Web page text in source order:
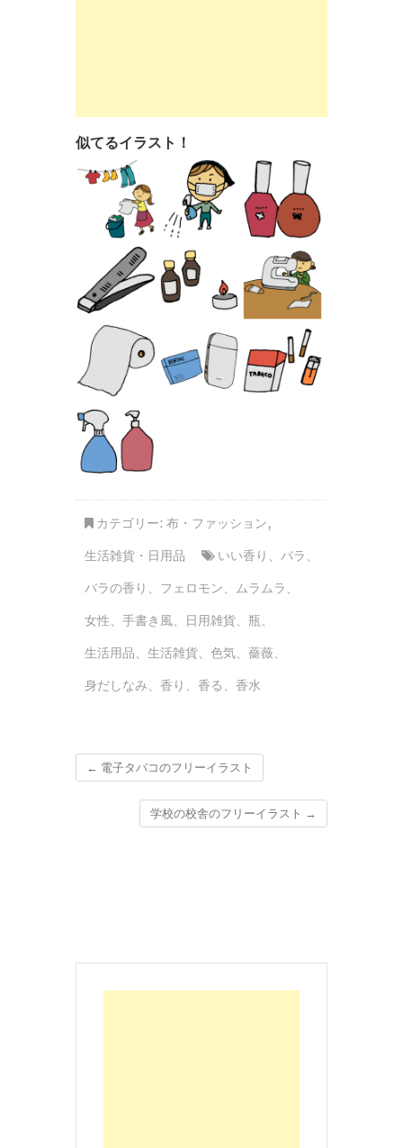
似てるイラスト！
カテゴリー: 布・ファッション,
生活雑貨・日用品
いい香り 、 バラ 、
バラの香り 、 フェロモン、 ムラムラ 、
女性、 手書き風、 日用雑貨、 瓶、
生活用品、 生活雑貨、 色気、 薔薇、
身だしなみ、 香り 、 香る 、 香水
← 電子タバコのフリーイラスト
学校の校舎のフリーイラスト →